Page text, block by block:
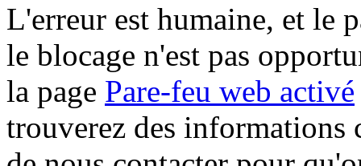
L'erreur est humaine, et le
le blocage n'est pas
la page Pare-feu web activé
trouverez des informations